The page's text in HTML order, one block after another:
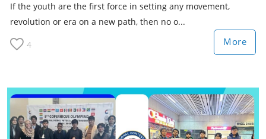
If the youth are the first force in setting any movement,
revolution or era on a new path, then no o...
4 More